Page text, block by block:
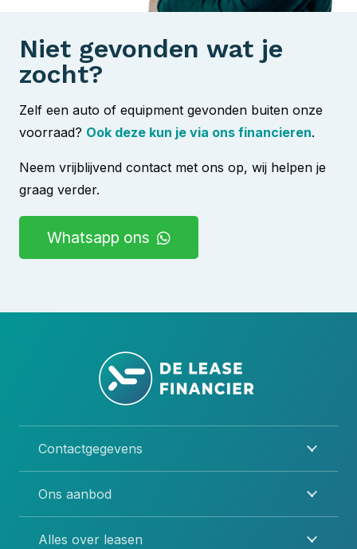
Niet gevonden wat je
zocht?
Zelf een auto of equipment gevonden buiten onze
voorraad? Ook deze kun je via ons financieren.
Neem vrijblijvend contact met ons op, wij helpen je
graag verder.
Whatsapp ons
Contactgegevens
Ons aanbod
Alles over leasen